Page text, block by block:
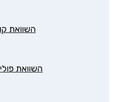
השוואת
השוואת